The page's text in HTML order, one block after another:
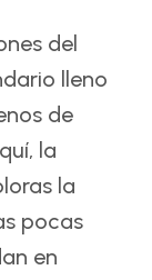
del
lleno
de
la
la
pocas
en